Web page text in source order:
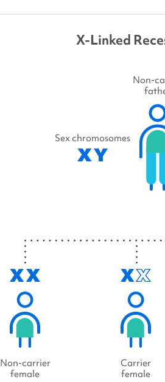
X-Linked
Sex chromosomes
Non-
Non-carrier
female
Carrier
female